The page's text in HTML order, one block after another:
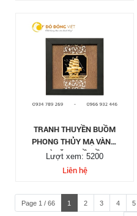
TRANH THUYỀN BUỒM
PHONG THỦY MẠ VÀNG,
QUÀ TẶNG ĐỒ ĐỒNG
CAO CẤP
Lượt xem: 5200
Liên hệ
Page 1 / 66 1 2 3 4 5